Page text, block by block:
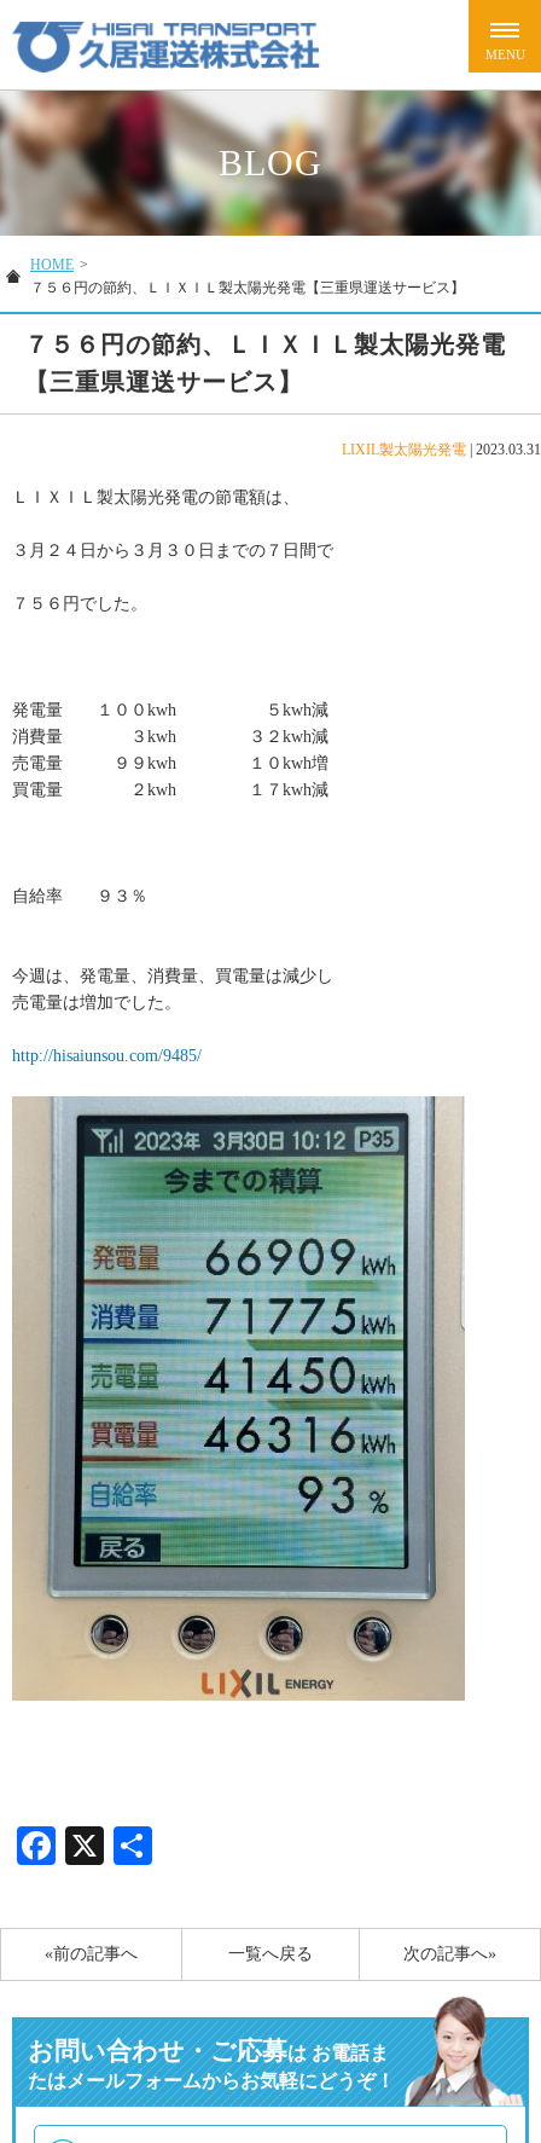
BLOG
HOME >
７５６円の節約、ＬＩＸＩＬ製太陽光発電【三重県運送サービス】
７５６円の節約、ＬＩＸＩＬ製太陽光発電
【三重県運送サービス】
LIXIL製太陽光発電 2023.03.31
ＬＩＸＩＬ製太陽光発電の節電額は、
３月２４日から３月３０日までの７日間で
７５６円でした。
発電量 １００kwh ５kwh減
消費量 ３kwh ３２kwh減
売電量 ９９kwh １０kwh増
買電量 ２kwh １７kwh減
自給率 ９３％
今週は、発電量、消費量、買電量は減少し
売電量は増加でした。
http://hisaiunsou.com/9485/
Facebook
X
«前の記事へ 次の記事へ»
一覧へ戻る
お問い合わせ・ご応募はお電話ま
たはメールフォームからお気軽にどうぞ！